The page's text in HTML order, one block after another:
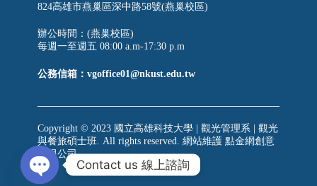
824高雄市燕巢區深中路58號(燕巢校區)
辦公時間：(燕巢校區)
每週一至週五 08:00 a.m-17:30 p.m
公務信箱：vgoffice01@nkust.edu.tw
Copyright © 2023 國立高雄科技大學 | 觀光管理系 | 觀光
與餐旅碩士班. All rights reserved. 網站維護 點金網創意
有限公司
Contact us 線上諮詢